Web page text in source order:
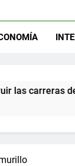
carreras del